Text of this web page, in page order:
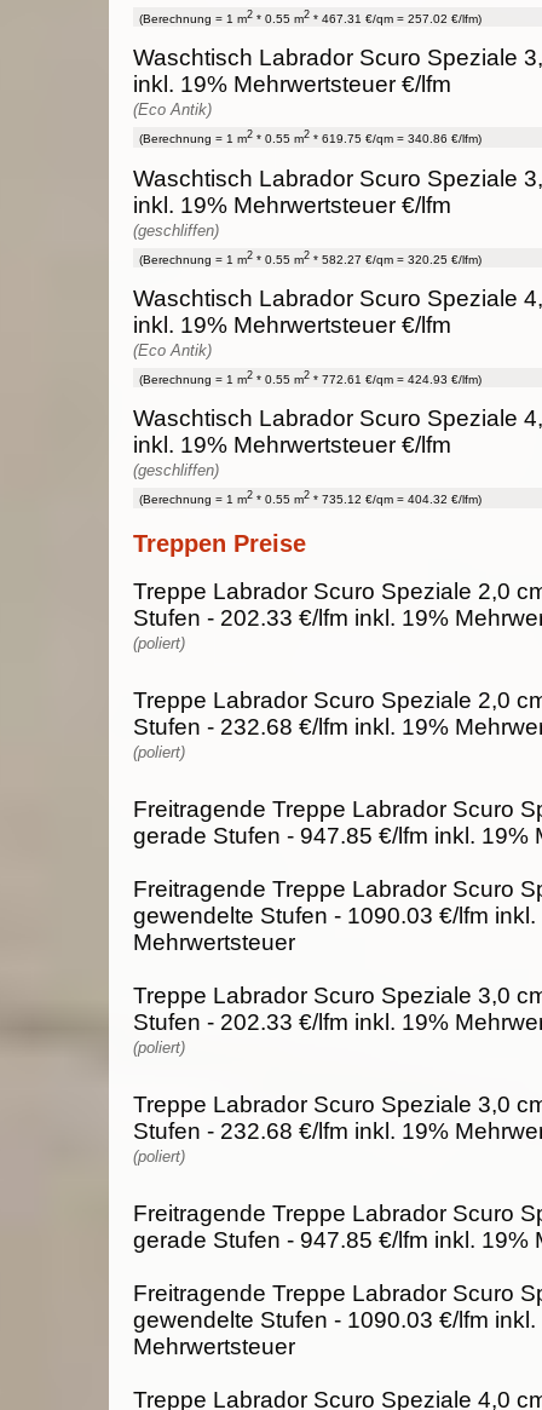
(Berechnung = 1 m2 * 0.55 m2 * 467.31 €/qm = 257.02 €/lfm)
Waschtisch Labrador Scuro Speziale
inkl. 19% Mehrwertsteuer €/lfm
(Eco Antik)
(Berechnung = 1 m2 * 0.55 m2 * 619.75 €/qm = 340.86 €/lfm)
Waschtisch Labrador Scuro Speziale
inkl. 19% Mehrwertsteuer €/lfm
(geschliffen)
(Berechnung = 1 m2 * 0.55 m2 * 582.27 €/qm = 320.25 €/lfm)
Waschtisch Labrador Scuro Speziale
inkl. 19% Mehrwertsteuer €/lfm
(Eco Antik)
(Berechnung = 1 m2 * 0.55 m2 * 772.61 €/qm = 424.93 €/lfm)
Waschtisch Labrador Scuro Speziale
inkl. 19% Mehrwertsteuer €/lfm
(geschliffen)
(Berechnung = 1 m2 * 0.55 m2 * 735.12 €/qm = 404.32 €/lfm)
Treppen Preise
Treppe Labrador Scuro Speziale 2,0
Stufen - 202.33 €/lfm inkl. 19%
(poliert)
Treppe Labrador Scuro Speziale 2,0
Stufen - 232.68 €/lfm inkl. 19%
(poliert)
Freitragende Treppe Labrador Scuro
gerade Stufen - 947.85 €/lfm inkl. 19%
Freitragende Treppe Labrador Scuro
gewendelte Stufen - 1090.03 €/lfm inkl.
Mehrwertsteuer
Treppe Labrador Scuro Speziale 3,0
Stufen - 202.33 €/lfm inkl. 19%
(poliert)
Treppe Labrador Scuro Speziale 3,0
Stufen - 232.68 €/lfm inkl. 19%
(poliert)
Freitragende Treppe Labrador Scuro
gerade Stufen - 947.85 €/lfm inkl. 19%
Freitragende Treppe Labrador Scuro
gewendelte Stufen - 1090.03 €/lfm inkl.
Mehrwertsteuer
Treppe Labrador Scuro Speziale 4,0